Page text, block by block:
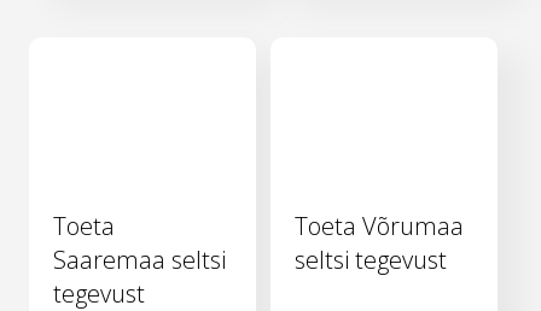
Toeta
Saaremaa seltsi
tegevust
Toeta Võrumaa
seltsi tegevust